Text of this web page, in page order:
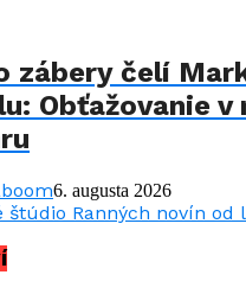
zábery čelí
Obťažovanie
6. augusta 2026